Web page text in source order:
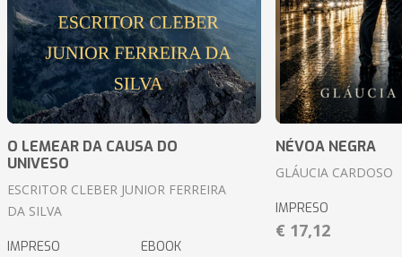
O LEMEAR DA CAUSA DO
UNIVESO
ESCRITOR CLEBER JUNIOR FERREIRA
DA SILVA
IMPRESO EBOOK
NÉVOA NEGRA
GLÁUCIA CARDOSO
IMPRESO
€ 17,12